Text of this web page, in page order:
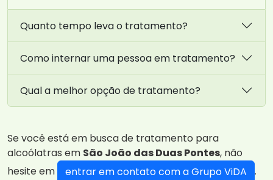
Quanto tempo leva o tratamento?
Como internar uma pessoa em tratamento?
Qual a melhor opção de tratamento?
Se você está em busca de tratamento para
alcoólatras em São João das Duas Pontes, não
hesite em
entrar em contato com a Grupo ViDA
.